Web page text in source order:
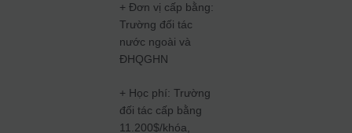
+ Đơn vị cấp bằng:
Trường đối tác
nước ngoài và
ĐHQGHN
+ Học phí: Trường
đối tác cấp bằng
11.200$/khóa,